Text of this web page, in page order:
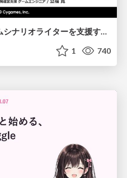
【CEDEC2026】ゲームシナリオライターを支援するAIツール開発の実践 ― 設計とプロンプトの工夫 ―
1 740